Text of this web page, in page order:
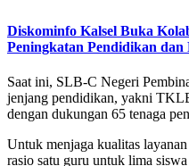
Diskominfo Kalsel Buka
Peningkatan Pendidikan dan
Saat ini, SLB-C Negeri
jenjang pendidikan, yakni
dengan dukungan 65 tenaga
Untuk menjaga kualitas
rasio satu guru untuk lima